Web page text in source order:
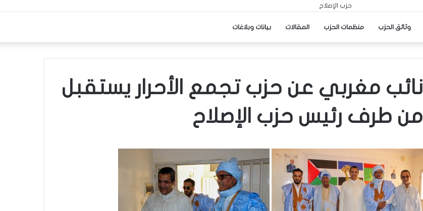
وثائق الحزب منظمات الحزب المقالات بيانات وبلاغات
نائب مغربي عن حزب تجمع الأحرار يستقبل
من طرف رئيس حزب الإصلاح